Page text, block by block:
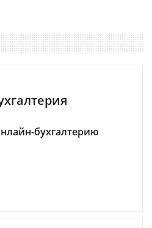
бухгалтерию